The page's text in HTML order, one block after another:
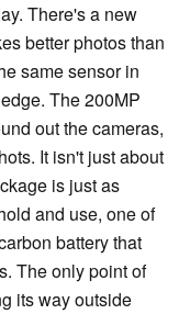
There's a new
better photos than
same sensor in
The 200MP
out the cameras,
It isn't just about
is just as
and use, one of
battery that
The only point of
its way outside